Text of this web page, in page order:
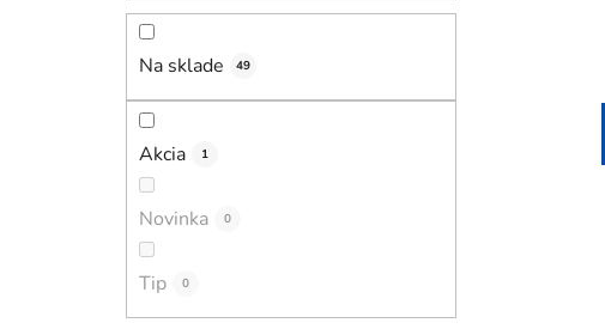
Na sklade 49
Akcia 1
Novinka 0
Tip 0